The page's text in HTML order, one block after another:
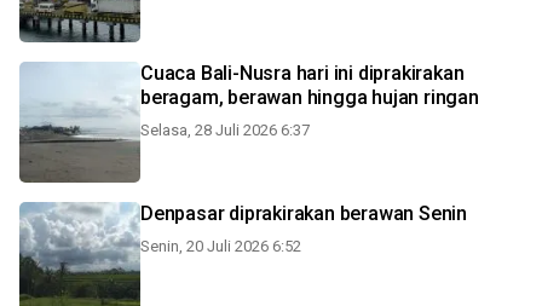
Cuaca Bali-Nusra hari ini diprakirakan
beragam, berawan hingga hujan ringan
Selasa, 28 Juli 2026 6:37
Denpasar diprakirakan berawan Senin
Senin, 20 Juli 2026 6:52